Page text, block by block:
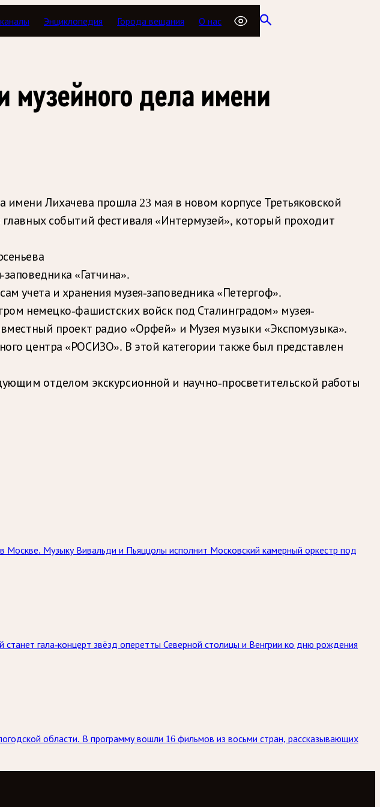
Энциклопедия Города вещания О нас
музейного дела имени
Лихачева прошла 23 мая в новом корпусе Третьяковской
событий фестиваля «Интермузей», который проходит
«Гатчина».
учета и хранения музея-заповедника «Петергоф».
немецко-фашистских войск под Сталинградом» музея-
проект радио «Орфей» и Музея музыки «Экспомузыка».
центра «РОСИЗО». В этой категории также был представлен
отделом экскурсионной и научно-просветительской работы
Москве. Музыку Вивальди и Пьяццолы исполнит Московский камерный оркестр под
гала-концерт звёзд оперетты Северной столицы и Венгрии ко дню рождения
области. В программу вошли 16 фильмов из восьми стран, рассказывающих